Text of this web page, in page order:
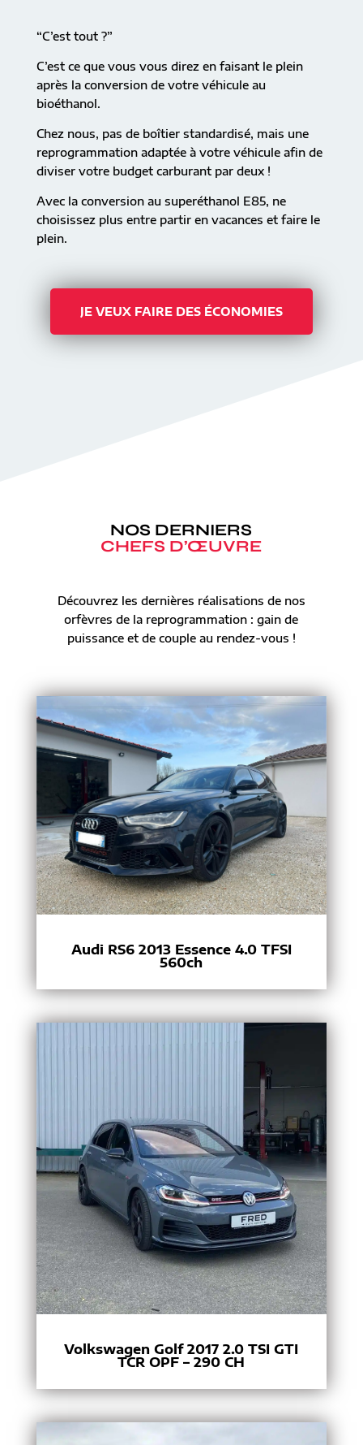
“C’est tout ?”
C’est ce que vous vous direz en faisant le plein
après la conversion de votre véhicule au
bioéthanol.
Chez nous, pas de boîtier standardisé, mais une
reprogrammation adaptée à votre véhicule afin de
diviser votre budget carburant par deux !
Avec la conversion au superéthanol E85, ne
choisissez plus entre partir en vacances et faire le
plein.
JE VEUX FAIRE DES ÉCONOMIES
NOS DERNIERS
CHEFS D’ŒUVRE
Découvrez les dernières réalisations de nos
orfèvres de la reprogrammation : gain de
puissance et de couple au rendez-vous !
Audi RS6 2013 Essence 4.0 TFSI
560ch
Volkswagen Golf 2017 2.0 TSI GTI
TCR OPF – 290 CH